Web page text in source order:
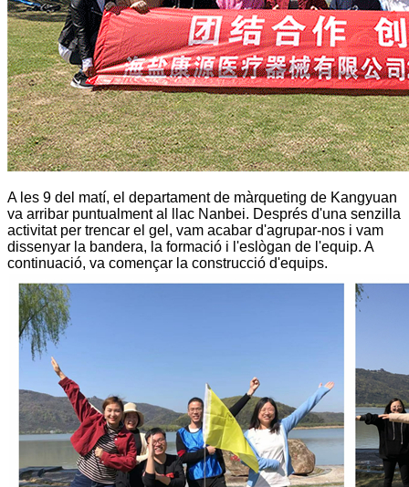
A les 9 del matí, el departament de màrqueting de Kangyuan
va arribar puntualment al llac Nanbei. Després d'una senzilla
activitat per trencar el gel, vam acabar d'agrupar-nos i vam
dissenyar la bandera, la formació i l'eslògan de l'equip. A
continuació, va començar la construcció d'equips.